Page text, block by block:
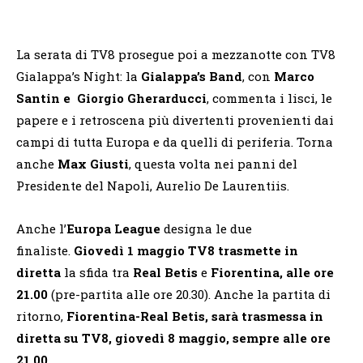
La serata di TV8 prosegue poi a mezzanotte con TV8
Gialappa’s Night: la Gialappa’s Band, con Marco
Santin e Giorgio Gherarducci, commenta i lisci, le
papere e i retroscena più divertenti provenienti dai
campi di tutta Europa e da quelli di periferia. Torna
anche Max Giusti, questa volta nei panni del
Presidente del Napoli, Aurelio De Laurentiis.
Anche l’Europa League designa le due
finaliste. Giovedì 1 maggio TV8 trasmette in
diretta la sfida tra Real Betis e Fiorentina, alle ore
21.00 (pre-partita alle ore 20.30). Anche la partita di
ritorno, Fiorentina-Real Betis, sarà trasmessa in
diretta su TV8, giovedì 8 maggio, sempre alle ore